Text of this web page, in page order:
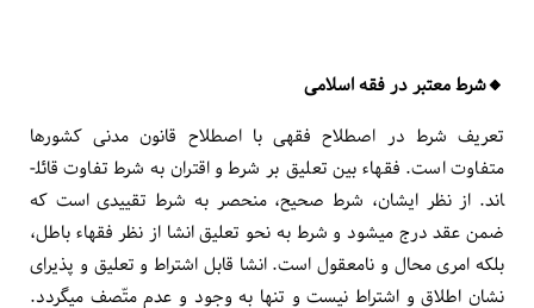
🔸️شرط معتبر در فقه اسلامی
تعریف شرط در اصطلاح فقهی با اصطلاح قانون مدنی کشورها
متفاوت است. فقهاء بین تعلیق بر شرط و اقتران به شرط تفاوت قائل­
اند. از نظر ایشان، شرط صحیح، منحصر به شرط تقییدی است که
ضمن عقد درج می­شود و شرط به نحو تعلیق انشا از نظر فقهاء باطل،
بلکه امری محال و نامعقول است. انشا قابل اشتراط و تعلیق و پذیرای
نشان اطلاق و اشتراط نیست و تنها به وجود و عدم متّصف می­گردد.